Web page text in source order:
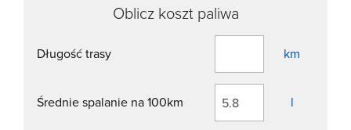
Oblicz koszt paliwa
Długość trasy km
Średnie spalanie na 100km l